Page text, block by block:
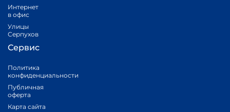
Интернет
в офис
Улицы
Серпухов
Сервис
Политика
конфиденциальности
Публичная
оферта
Карта сайта